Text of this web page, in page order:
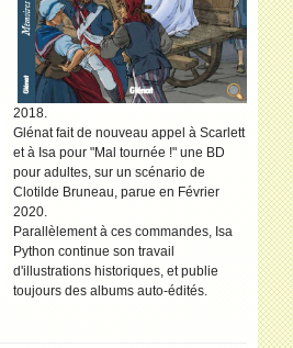
2018.
Glénat fait de nouveau appel à Scarlett
et à Isa pour "Mal tournée !" une BD
pour adultes, sur un scénario de
Clotilde Bruneau, parue en Février
2020.
Parallèlement à ces commandes, Isa
Python continue son travail
d'illustrations historiques, et publie
toujours des albums auto-édités.